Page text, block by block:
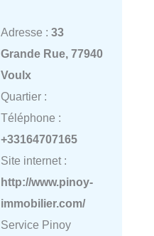
Adresse : 33
Grande Rue, 77940
Voulx
Quartier :
Téléphone :
+33164707165
Site internet :
http://www.pinoy-
immobilier.com/
Service Pinoy